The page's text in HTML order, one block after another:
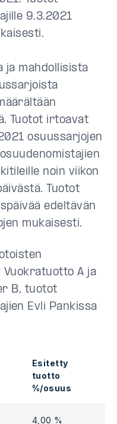
9.3.2021
ja mahdollisista
Tuotot irtoavat
osuussarjojen
noin viikon
Tuotot
edeltävän
mukaisesti.
A ja
B, tuotot
Evli Pankissa
Esitetty
tuotto
%/osuus
4,00 %